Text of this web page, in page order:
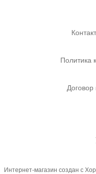
Политика
Интернет-магазин создан с